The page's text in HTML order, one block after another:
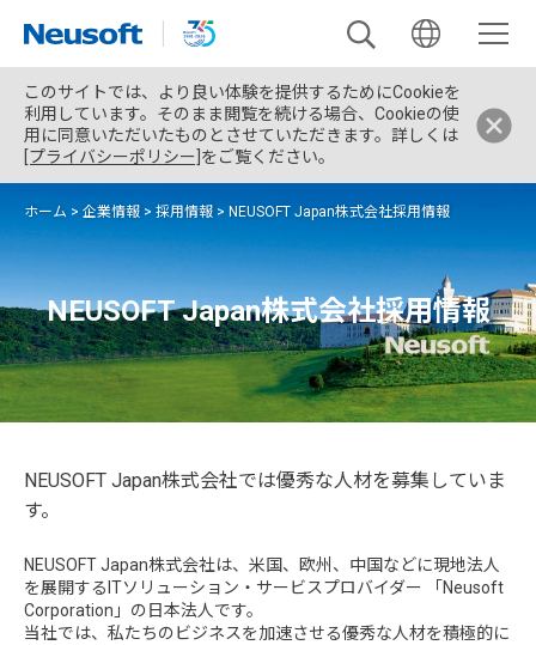
このサイトでは、より良い体験を提供するためにCookieを
利用しています。そのまま閲覧を続ける場合、Cookieの使
用に同意いただいたものとさせていただきます。詳しくは
[プライバシーポリシー] をご覧ください。
ホーム > 企業情報 > 採用情報 > NEUSOFT Japan株式会社採用情報
NEUSOFT Japan株式会社採用情報
NEUSOFT Japan株式会社では優秀な人材を募集していま
す。
NEUSOFT Japan株式会社は、米国、欧州、中国などに現地法人
を展開するITソリューション・サービスプロバイダー 「Neusoft
Corporation」の日本法人です。
当社では、私たちのビジネスを加速させる優秀な人材を積極的に